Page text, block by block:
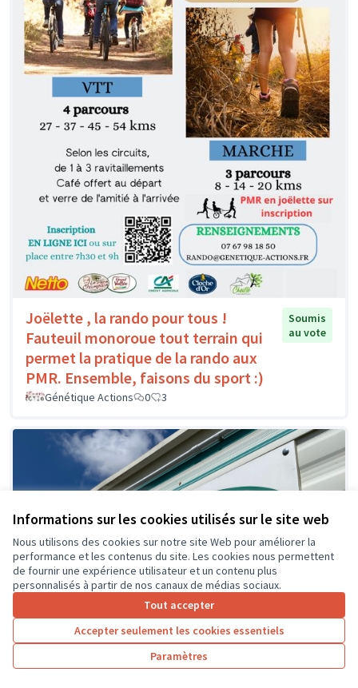
Informations sur les cookies utilisés sur le site web
Nous utilisons des cookies sur notre site Web pour améliorer la
performance et les contenus du site. Les cookies nous permettent
de fournir une expérience utilisateur et un contenu plus
personnalisés à partir de nos canaux de médias sociaux.
Tout accepter
Accepter seulement les cookies essentiels
Paramètres
Joëlette , la rando pour tous !
Fauteuil monoroue tout terrain qui
permet la pratique de la rando aux
PMR. Ensemble, faisons du sport :)
Soumis
au vote
Génétique Actions 0 3